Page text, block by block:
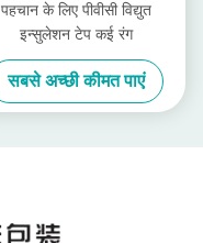
पहचान के लिए पीवीसी विद्युत
इन्सुलेशन टेप कई रंग
सबसे अच्छी कीमत पाएं